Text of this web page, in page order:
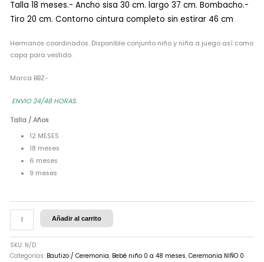
Talla 18 meses.- Ancho sisa 30 cm. largo 37 cm. Bombacho.-
Tiro 20 cm. Contorno cintura completo sin estirar 46 cm .
Hermanos coordinados. Disponible conjunto niño y niña a juego así como
capa para vestido.
Marca BBZ-
ENVIO 24/48 HORAS.
Talla / Años
12 MESES
18 meses
6 meses
9 meses
Añadir al carrito
SKU: N/D
Categorías: Bautizo / Ceremonia, Bebé niño 0 a 48 meses, Ceremonia NIÑO 0